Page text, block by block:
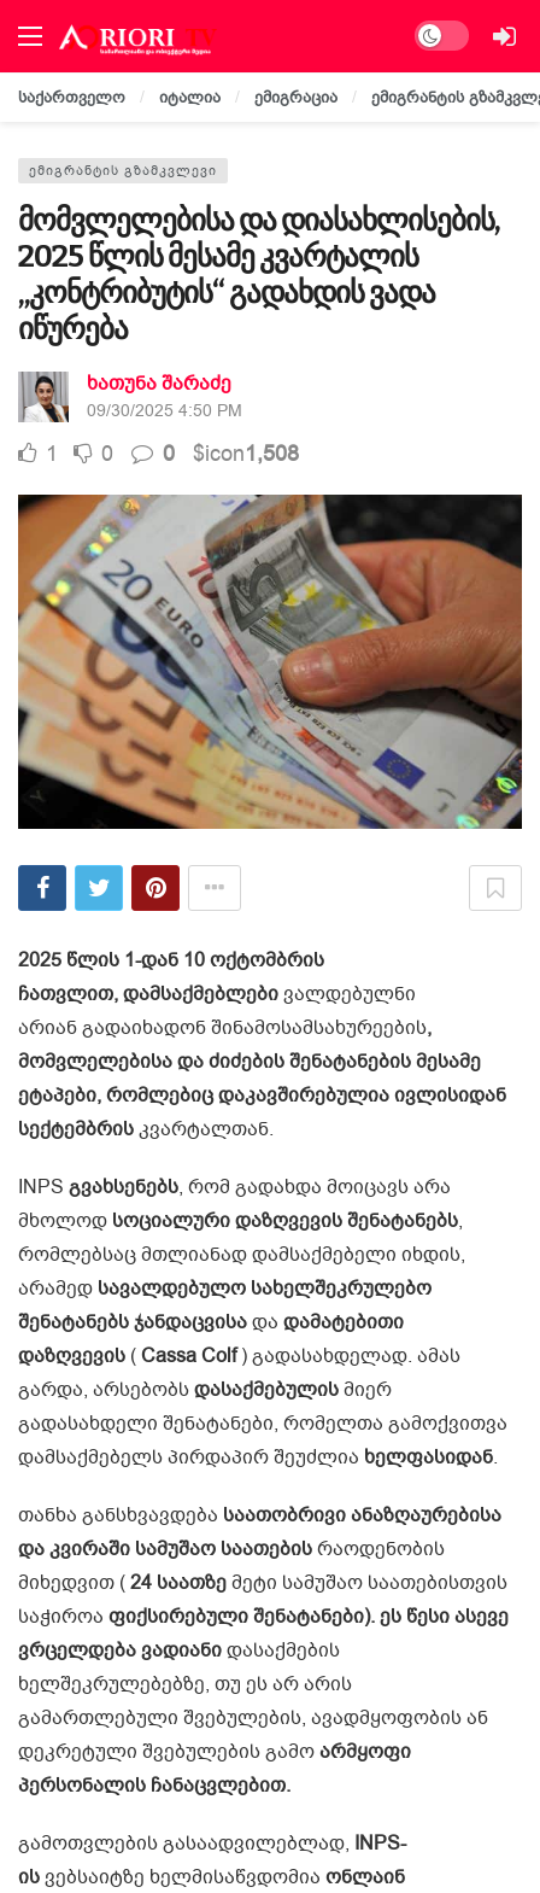
Dark mode
საქართველო იტალია ემიგრაცია ემიგრანტის
ᲔᲛᲘᲒᲠᲐᲜᲢᲘᲡ ᲒᲖᲐᲛᲙᲕᲚᲔᲕᲘ
მომვლელებისა და დიასახლისების,
2025 წლის მესამე კვარტალის
„კონტრიბუტის“ გადახდის ვადა
იწურება
ხათუნა შარაძე
09/30/2025 4:50 PM
1 0 0 $icon1,508
2025 წლის 1-დან 10 ოქტომბრის
ჩათვლით, დამსაქმებლებივალდებულნი
არიან გადაიხადონ შინამოსამსახურეების,
მომვლელებისა და ძიძების შენატანების მესამე
ეტაპები, რომლებიც დაკავშირებულია ივლისიდან
სექტემბრისკვარტალთან.
INPS გვახსენებს, რომ გადახდა მოიცავს არა
მხოლოდ სოციალური დაზღვევის შენატანებს,
რომლებსაც მთლიანად დამსაქმებელი იხდის,
არამედ სავალდებულო სახელშეკრულებო
შენატანებს ჯანდაცვისადა დამატებითი
დაზღვევის (Cassa Colf) გადასახდელად. ამას
გარდა, არსებობსდასაქმებულისმიერ
გადასახდელი შენატანები, რომელთა გამოქვითვა
დამსაქმებელს პირდაპირ შეუძლია ხელფასიდან.
თანხა განსხვავდება საათობრივი ანაზღაურებისა
და კვირაში სამუშაო საათებისრაოდენობის
მიხედვით (24 საათზემეტი სამუშაო საათებისთვის
საჭიროა ფიქსირებული შენატანები). ეს წესი ასევე
ვრცელდება ვადიანიდასაქმების
ხელშეკრულებებზე, თუ ეს არ არის
გამართლებული შვებულების, ავადმყოფობის ან
დეკრეტული შვებულების გამოარმყოფი
პერსონალის ჩანაცვლებით.
გამოთვლების გასაადვილებლად, INPS-
ისვებსაიტზე ხელმისაწვდომია ონლაინ